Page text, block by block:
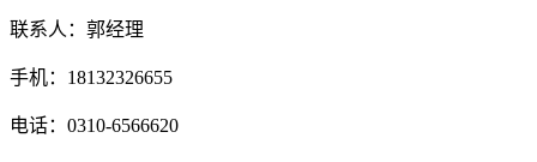
联系人：郭经理
手机：18132326655
电话：0310-6566620